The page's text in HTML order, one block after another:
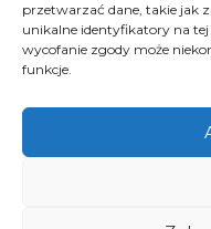
przetwarzać dane, takie jak
unikalne identyfikatory na
wycofanie zgody może
funkcje.
czyszczenie
czyszczenie
czyszczenia